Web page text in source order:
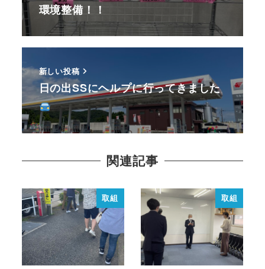
環境整備！！
新しい投稿
日の出SSにヘルプに行ってきました
関連記事
取組 取組